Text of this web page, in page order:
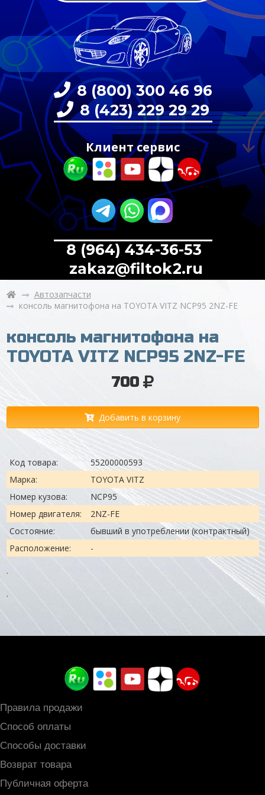
8 (800) 300 46 96
8 (423) 229 29 29
Клиент сервис
8 (964) 434-36-53
zakaz@filtok2.ru
Автозапчасти
консоль магнитофона на TOYOTA VITZ NCP95 2NZ-FE
консоль магнитофона на
TOYOTA VITZ NCP95 2NZ-FE
700
Добавить в корзину
Код товара:
55200000593
Марка:
TOYOTA VITZ
Номер кузова:
NCP95
Номер двигателя:
2NZ-FE
Состояние:
бывший в употреблении (контрактный)
Расположение:
-
.
.
Правила продажи
Способ оплаты
Способы доставки
Возврат товара
Публичная оферта